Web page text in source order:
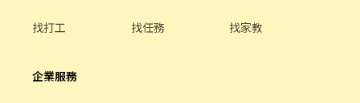
找打工 找任務 找家教
企業服務